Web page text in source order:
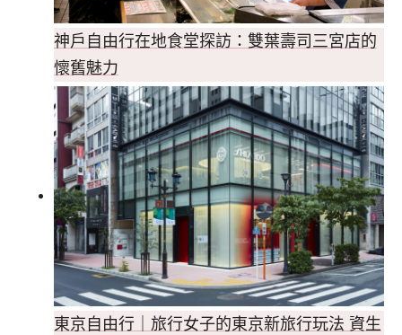
神戶自由行在地食堂探訪：雙葉壽司三宮店的
懷舊魅力
東京自由行｜旅行女子的東京新旅行玩法 資生